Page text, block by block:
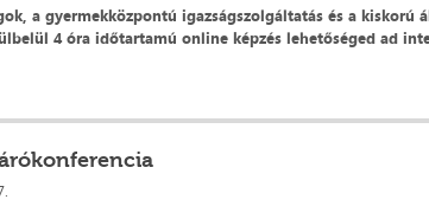
a gyermekközpontú igazságszolgáltatás és a kiskorú
4 óra időtartamú online képzés lehetőséged ad